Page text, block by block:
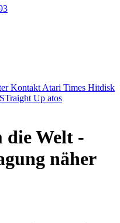
Kontakt Atari Times Hitdisk
STraight Up atos
Welt -
näher